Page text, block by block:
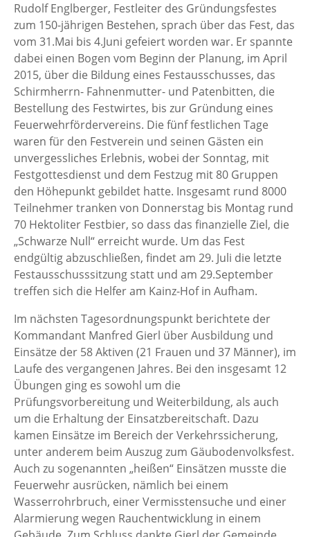
Rudolf Englberger, Festleiter des Gründungsfestes
zum 150-jährigen Bestehen, sprach über das Fest, das
vom 31.Mai bis 4.Juni gefeiert worden war. Er spannte
dabei einen Bogen vom Beginn der Planung, im April
2015, über die Bildung eines Festausschusses, das
Schirmherrn- Fahnenmutter- und Patenbitten, die
Bestellung des Festwirtes, bis zur Gründung eines
Feuerwehrfördervereins. Die fünf festlichen Tage
waren für den Festverein und seinen Gästen ein
unvergessliches Erlebnis, wobei der Sonntag, mit
Festgottesdienst und dem Festzug mit 80 Gruppen
den Höhepunkt gebildet hatte. Insgesamt rund 8000
Teilnehmer tranken von Donnerstag bis Montag rund
70 Hektoliter Festbier, so dass das finanzielle Ziel, die
„Schwarze Null“ erreicht wurde. Um das Fest
endgültig abzuschließen, findet am 29. Juli die letzte
Festausschusssitzung statt und am 29.September
treffen sich die Helfer am Kainz-Hof in Aufham.
Im nächsten Tagesordnungspunkt berichtete der
Kommandant Manfred Gierl über Ausbildung und
Einsätze der 58 Aktiven (21 Frauen und 37 Männer), im
Laufe des vergangenen Jahres. Bei den insgesamt 12
Übungen ging es sowohl um die
Prüfungsvorbereitung und Weiterbildung, als auch
um die Erhaltung der Einsatzbereitschaft. Dazu
kamen Einsätze im Bereich der Verkehrssicherung,
unter anderem beim Auszug zum Gäubodenvolksfest.
Auch zu sogenannten „heißen“ Einsätzen musste die
Feuerwehr ausrücken, nämlich bei einem
Wasserrohrbruch, einer Vermisstensuche und einer
Alarmierung wegen Rauchentwicklung in einem